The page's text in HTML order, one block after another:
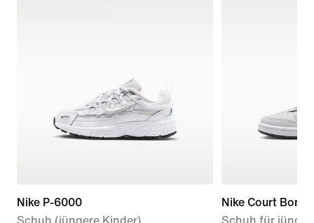
Nike P-6000
Schuh (jüngere Kinder)
Nike Court
Schuh für